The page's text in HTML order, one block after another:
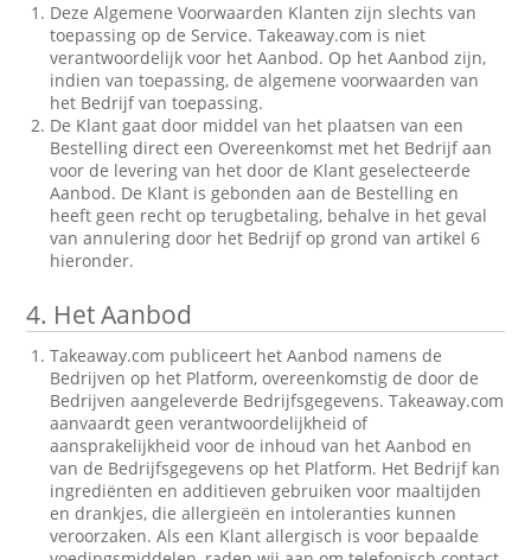
Deze Algemene Voorwaarden Klanten zijn slechts van
toepassing op de Service. Takeaway.com is niet
verantwoordelijk voor het Aanbod. Op het Aanbod zijn,
indien van toepassing, de algemene voorwaarden van
het Bedrijf van toepassing.
De Klant gaat door middel van het plaatsen van een
Bestelling direct een Overeenkomst met het Bedrijf aan
voor de levering van het door de Klant geselecteerde
Aanbod. De Klant is gebonden aan de Bestelling en
heeft geen recht op terugbetaling, behalve in het geval
van annulering door het Bedrijf op grond van artikel 6
hieronder.
4. Het Aanbod
Takeaway.com publiceert het Aanbod namens de
Bedrijven op het Platform, overeenkomstig de door de
Bedrijven aangeleverde Bedrijfsgegevens. Takeaway.com
aanvaardt geen verantwoordelijkheid of
aansprakelijkheid voor de inhoud van het Aanbod en
van de Bedrijfsgegevens op het Platform. Het Bedrijf kan
ingrediënten en additieven gebruiken voor maaltijden
en drankjes, die allergieën en intoleranties kunnen
veroorzaken. Als een Klant allergisch is voor bepaalde